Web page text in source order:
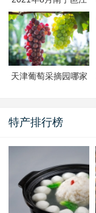
夜游活动
天津葡萄采摘园哪家
特产排行榜